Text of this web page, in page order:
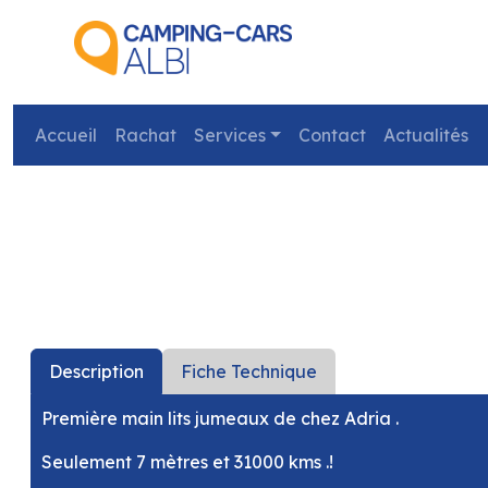
Accueil
Rachat Services Contact Actualités
Description Fiche Technique
Première main lits jumeaux de chez Adria .
Seulement 7 mètres et 31000 kms .!